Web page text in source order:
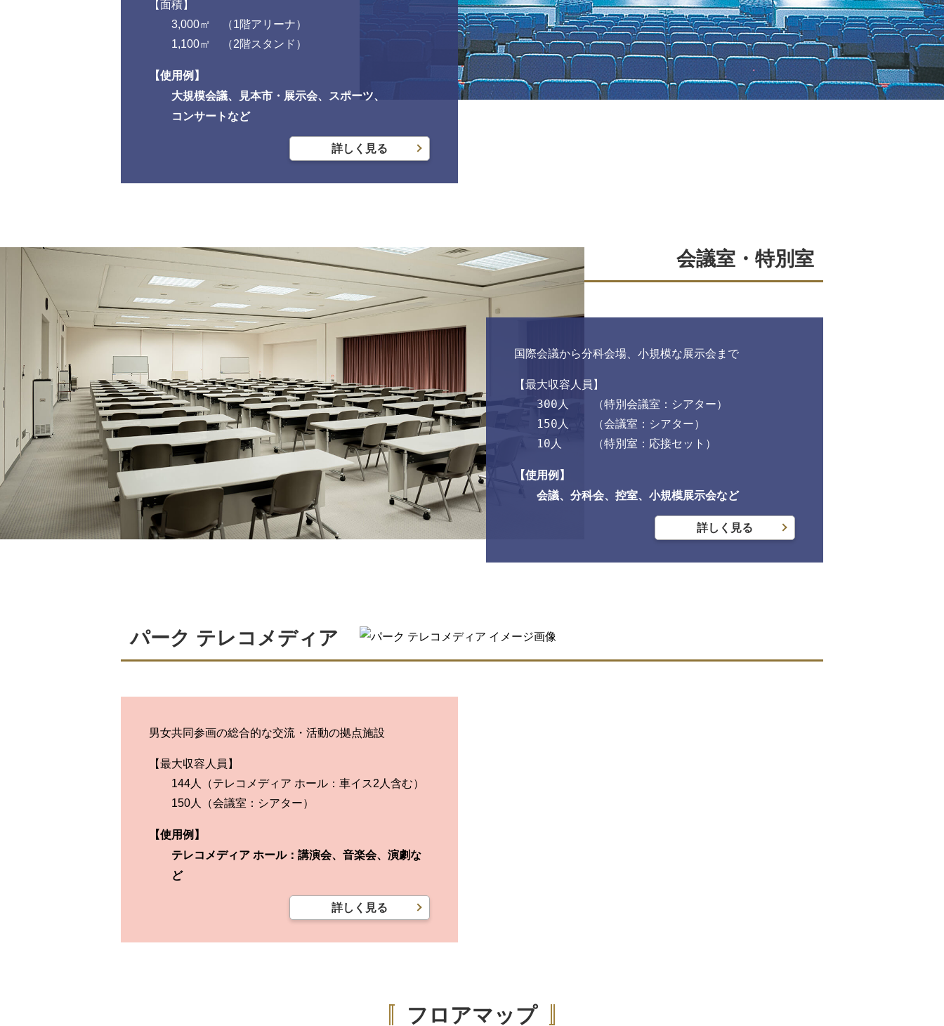
面積
3,000㎡ （1階アリーナ）
1,100㎡ （2階スタンド）
使用例
大規模会議、見本市・展示会、スポーツ、
コンサートなど
詳しく見る
会議室・特別室
国際会議から分科会場、小規模な展示会まで
最大収容人員
300人	（特別会議室：シアター）
150人	（会議室：シアター）
10人	（特別室：応接セット）
使用例
会議、分科会、控室、小規模展示会など
詳しく見る
パーク テレコメディア
男女共同参画の総合的な交流・活動の拠点施設
最大収容人員
144人（テレコメディア ホール：車イス2人含む）
150人（会議室：シアター）
使用例
テレコメディア ホール：講演会、音楽会、演劇な
ど
詳しく見る
フロアマップ